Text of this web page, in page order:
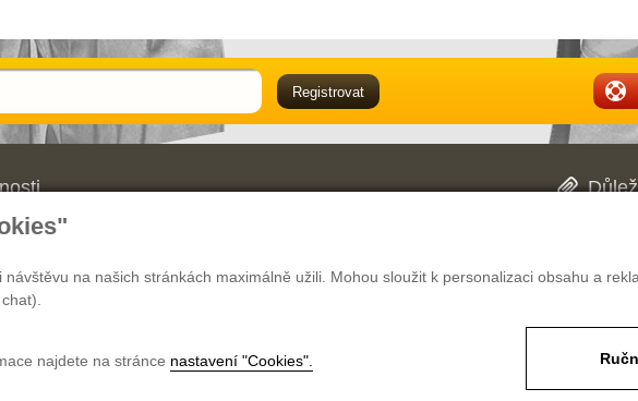
na našich stránkách maximálně užili. Mohou sloužit k personalizaci obsahu a
najdete na stránce nastavení "Cookies".
a prodejcem v oblasti pracovně ochranných pomůcek. Mimo
nejen pro zaměstnavatele.